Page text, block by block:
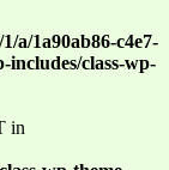
a/1a90ab86-c4e7-
includes/class-wp-
in